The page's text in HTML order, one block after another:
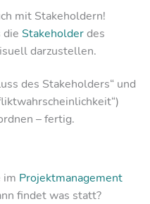
mit Stakeholdern!
die Stakeholderdes
darzustellen.
des Stakeholders“ und
– fertig.
im Projektmanagement
findet was statt?